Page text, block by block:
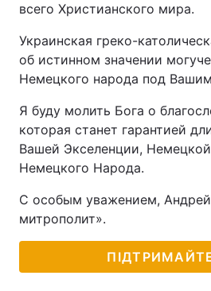
всего Христианского мира.
Украинская греко-
об истинном значении
Немецкого народа под
Я буду молить Бога о
которая станет гарантией
Вашей Экселенции,
Немецкого Народа.
С особым уважением,
митрополит».